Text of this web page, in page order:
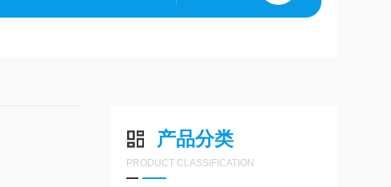
产品分类
PRODUCT CLASSIFICATION